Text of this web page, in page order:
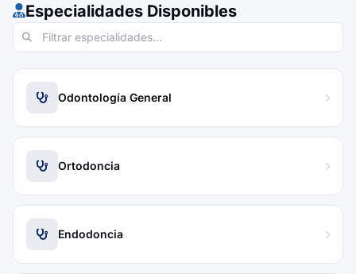
Especialidades Disponibles
Odontología General
Ortodoncia
Endodoncia